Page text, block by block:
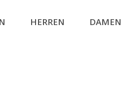
HERREN DAMEN